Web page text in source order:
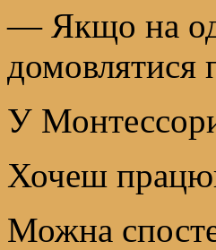
— Якщо на
домовлятися
У
Хочеш
Можна